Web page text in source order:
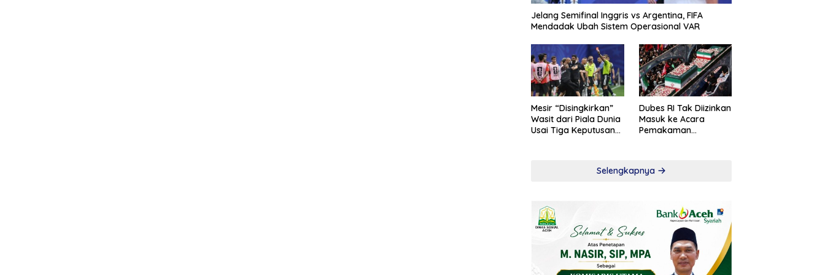
Jelang Semifinal Inggris vs Argentina, FIFA
Mendadak Ubah Sistem Operasional VAR
Mesir “Disingkirkan”
Wasit dari Piala Dunia
Usai Tiga Keputusan
Dubes RI Tak Diizinkan
Masuk ke Acara
Pemakaman
Selengkapnya